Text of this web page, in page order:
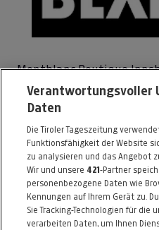
Montblanc Boutique
Marktgraben 29
6020 Innsbruck
Telefon: 0512 / 582086
E-Mail:office@montblanc-
www.montblanc-
Alle Artikel des Händlers
Verantwortungsvoller
Daten
Die Tiroler Tageszeitung
Funktionsfähigkeit der Website
zu analysieren und das Angebot
Wir und unsere 421-Partner
personenbezogene Daten wie
Kennungen auf Ihrem Gerät zu.
Sie Tracking-Technologien für die
verarbeiten Daten, um Ihnen